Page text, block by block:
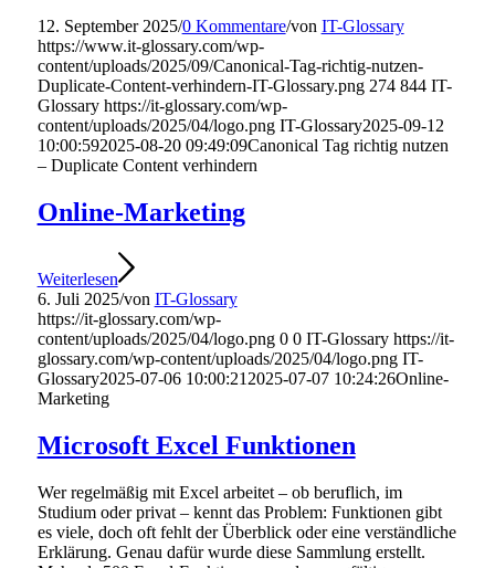
12. September 2025/0 Kommentare/von IT-Glossary
https://www.it-glossary.com/wp-
content/uploads/2025/09/Canonical-Tag-richtig-nutzen-
Duplicate-Content-verhindern-IT-Glossary.png 274 844 IT-
Glossary https://it-glossary.com/wp-
content/uploads/2025/04/logo.png IT-Glossary2025-09-12
10:00:592025-08-20 09:49:09Canonical Tag richtig nutzen
– Duplicate Content verhindern
Online-Marketing
Weiterlesen
6. Juli 2025/von IT-Glossary
https://it-glossary.com/wp-
content/uploads/2025/04/logo.png 0 0 IT-Glossary https://it-
glossary.com/wp-content/uploads/2025/04/logo.png IT-
Glossary2025-07-06 10:00:21 2025-07-07 10:24:26Online-
Marketing
Microsoft Excel Funktionen
Wer regelmäßig mit Excel arbeitet – ob beruflich, im
Studium oder privat – kennt das Problem: Funktionen gibt
es viele, doch oft fehlt der Überblick oder eine verständliche
Erklärung. Genau dafür wurde diese Sammlung erstellt.